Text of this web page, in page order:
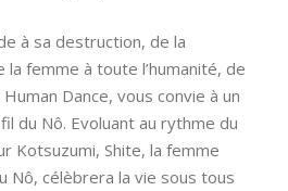
à sa destruction, de la
la femme à toute l’humanité, de
Dance, vous convie à un
du Nô. Evoluant au rythme du
Kotsuzumi, Shite, la femme
Nô, célèbrera la vie sous tous